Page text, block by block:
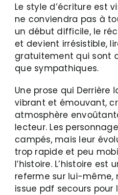
Le style d’écriture est
ne conviendra pas à
un début difficile, le
et devient irrésistible,
gratuitement qui sont
que sympathiques.
Une prose qui Derrière
vibrant et émouvant,
atmosphère
lecteur. Les
campés, mais leur
trop rapide et peu
l’histoire. L’histoire est
referme sur lui-même,
issue pdf secours pour